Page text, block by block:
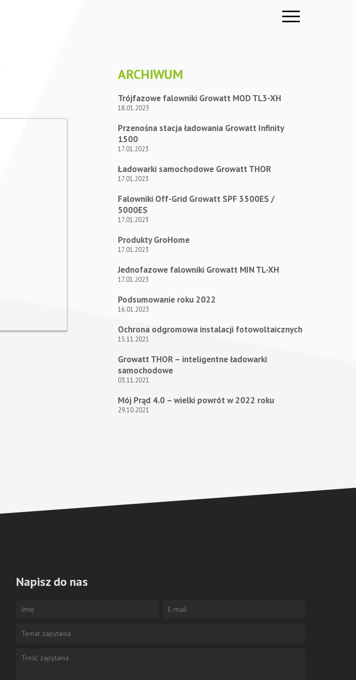
ARCHIWUM
Trójfazowe falowniki Growatt MOD TL3-XH
18.01.2023
Przenośna stacja ładowania Growatt Infinity
1500
17.01.2023
Ładowarki samochodowe Growatt THOR
17.01.2023
Falowniki Off-Grid Growatt SPF 3500ES /
5000ES
17.01.2023
Produkty GroHome
17.01.2023
Jednofazowe falowniki Growatt MIN TL-XH
17.01.2023
Podsumowanie roku 2022
16.01.2023
Ochrona odgromowa instalacji fotowoltaicznych
15.11.2021
Growatt THOR – inteligentne ładowarki
samochodowe
03.11.2021
Mój Prąd 4.0 – wielki powrót w 2022 roku
29.10.2021
Napisz do nas